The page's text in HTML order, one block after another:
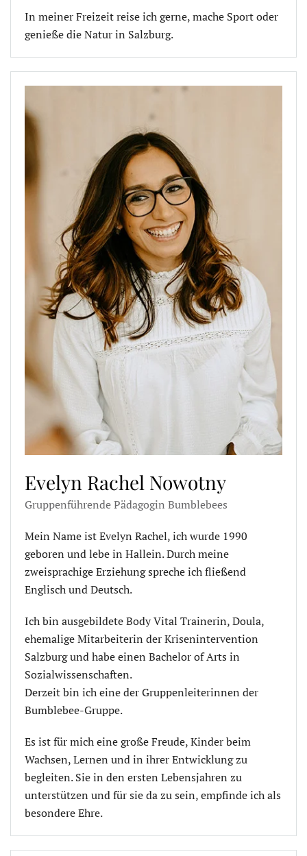
In meiner Freizeit reise ich gerne, mache Sport oder
genieße die Natur in Salzburg.
Evelyn Rachel Nowotny
Gruppenführende Pädagogin Bumblebees
Mein Name ist Evelyn Rachel, ich wurde 1990
geboren und lebe in Hallein. Durch meine
zweisprachige Erziehung spreche ich fließend
Englisch und Deutsch.
Ich bin ausgebildete Body Vital Trainerin, Doula,
ehemalige Mitarbeiterin der Krisenintervention
Salzburg und habe einen Bachelor of Arts in
Sozialwissenschaften.
Derzeit bin ich eine der Gruppenleiterinnen der
Bumblebee-Gruppe.
Es ist für mich eine große Freude, Kinder beim
Wachsen, Lernen und in ihrer Entwicklung zu
begleiten. Sie in den ersten Lebensjahren zu
unterstützen und für sie da zu sein, empfinde ich als
besondere Ehre.